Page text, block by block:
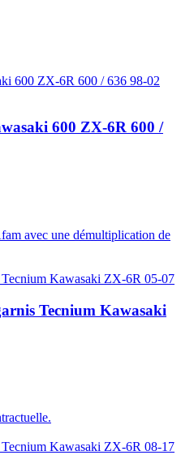
600 ZX-6R 600 /
avec une démultiplication de
Tecnium Kawasaki